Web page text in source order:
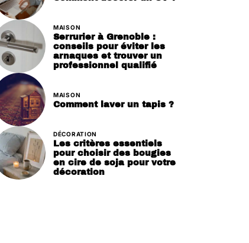
MAISON
Serrurier à Grenoble :
conseils pour éviter les
arnaques et trouver un
professionnel qualifié
MAISON
Comment laver un tapis ?
DÉCORATION
Les critères essentiels
pour choisir des bougies
en cire de soja pour votre
décoration